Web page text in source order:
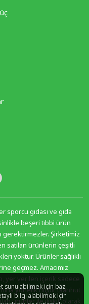
için bazı
bilgi alabilmek için
gıdası ve gıda
beşeri tıbbi ürün
gerektirmezler. Şirketimiz
satılan ürünlerin çeşitli
yoktur. Ürünler sağlıklı
geçmez. Amacımız
yer verilen içerik sadece
yönelik hiçbir taahhüt
ürünler ile ilişkili olarak